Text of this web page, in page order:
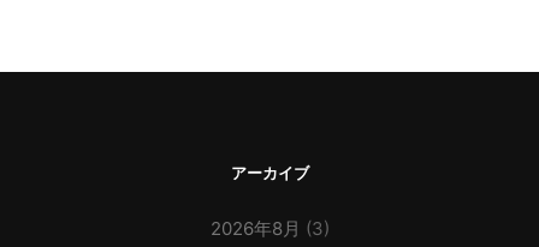
アーカイブ
2026年8月 (3)